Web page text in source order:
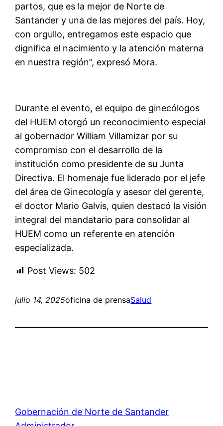
partos, que es la mejor de Norte de
Santander y una de las mejores del país. Hoy,
con orgullo, entregamos este espacio que
dignifica el nacimiento y la atención materna
en nuestra región”, expresó Mora.
Durante el evento, el equipo de ginecólogos
del HUEM otorgó un reconocimiento especial
al gobernador William Villamizar por su
compromiso con el desarrollo de la
institución como presidente de su Junta
Directiva. El homenaje fue liderado por el jefe
del área de Ginecología y asesor del gerente,
el doctor Mario Galvis, quien destacó la visión
integral del mandatario para consolidar al
HUEM como un referente en atención
especializada.
Post Views: 502
julio 14, 2025oficina de prensaSalud
Gobernación de Norte de Santander